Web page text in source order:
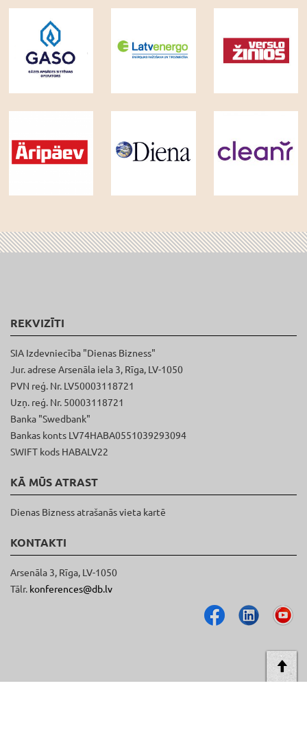
REKVIZĪTI
SIA Izdevniecība "Dienas Bizness"
Jur. adrese Arsenāla iela 3, Rīga, LV-1050
PVN reģ. Nr. LV50003118721
Uzņ. reģ. Nr. 50003118721
Banka "Swedbank"
Bankas konts LV74HABA0551039293094
SWIFT kods HABALV22
KĀ MŪS ATRAST
Dienas Bizness atrašanās vieta kartē
KONTAKTI
Arsenāla 3, Rīga, LV-1050
Tālr. konferences@db.lv